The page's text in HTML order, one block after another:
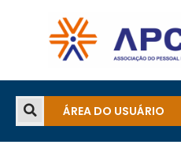
ÁREA DO USUÁRIO